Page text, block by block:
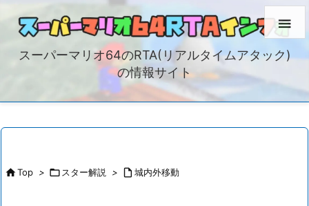
スーパーマリオ64のRTA(リアルタイムアタック)
の情報サイト

Top > スター解説 >  城内外移動